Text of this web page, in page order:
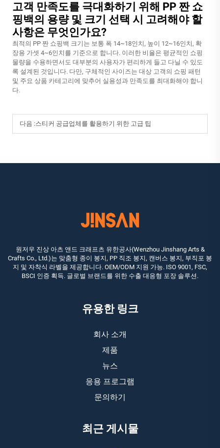
고객 만족도를 극대화하기 위해 PP 짠 쇼
핑백의 용량 및 크기 선택 시 고려해야 할
사항은 무엇인가요?
최적의 PP 짠 쇼핑백 크기는 보통 폭 14~18인치, 높이 12~16인치, 확
장용 가셋 4~6인치를 기준으로 합니다. 이러한 비율은 평균적인 쇼핑
물량을 수용하면서도 대부분의 사용자가 편리하게 들고 다닐 수 있도
록 설계된 것입니다. 다만, 구체적인 사이즈는 대상 고객의 쇼핑 패턴
및 주요 상품 카테고리에 맞추어 실용성과 만족도를 최대화해야 합니
다.
다음 :스티커 공급업체를 활용하기 위한 고급 팁
원저우 진상 아츠 앤드 크래프츠 유한공사(Wenzhou Jinshang Arts &
Crafts Co., Ltd.)는 맞춤형 종이 봉지, PP 직조 봉지, 캔버스 봉지, 부직포 봉
지 및 자착식 라벨을 제공합니다. OEM/ODM 지원 가능. ISO 9001, FSC,
BSCI 인증 획득. 글로벌 브랜드를 위한 수출 대응형 포장 솔루션.
유용한 링크
회사 소개
제품
뉴스
응용 프로그램
문의하기
최근 게시물